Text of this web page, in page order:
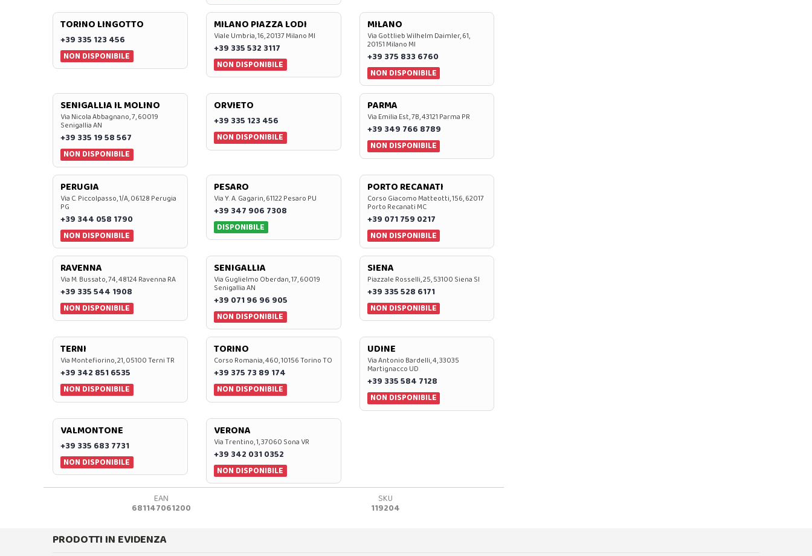
TORINO LINGOTTO
+39 335 123 456
NON DISPONIBILE
MILANO PIAZZA LODI
Viale Umbria, 16, 20137 Milano MI
+39 335 532 3117
NON DISPONIBILE
MILANO
Via Gottlieb Wilhelm Daimler, 61,
20151 Milano MI
+39 375 833 6760
NON DISPONIBILE
SENIGALLIA IL MOLINO
Via Nicola Abbagnano, 7, 60019
Senigallia AN
+39 335 19 58 567
NON DISPONIBILE
ORVIETO
+39 335 123 456
NON DISPONIBILE
PARMA
Via Emilia Est, 7B, 43121 Parma PR
+39 349 766 8789
NON DISPONIBILE
PERUGIA
Via C. Piccolpasso, 1/A, 06128 Perugia
PG
+39 344 058 1790
NON DISPONIBILE
PESARO
Via Y. A. Gagarin, 61122 Pesaro PU
+39 347 906 7308
DISPONIBILE
PORTO RECANATI
Corso Giacomo Matteotti, 156, 62017
Porto Recanati MC
+39 071 759 0217
NON DISPONIBILE
RAVENNA
Via M. Bussato, 74, 48124 Ravenna RA
+39 335 544 1908
NON DISPONIBILE
SENIGALLIA
Via Guglielmo Oberdan, 17, 60019
Senigallia AN
+39 071 96 96 905
NON DISPONIBILE
SIENA
Piazzale Rosselli, 25, 53100 Siena SI
+39 335 528 6171
NON DISPONIBILE
TERNI
Via Montefiorino, 21, 05100 Terni TR
+39 342 851 6535
NON DISPONIBILE
TORINO
Corso Romania, 460, 10156 Torino TO
+39 375 73 89 174
NON DISPONIBILE
UDINE
Via Antonio Bardelli, 4, 33035
Martignacco UD
+39 335 584 7128
NON DISPONIBILE
VALMONTONE
+39 335 683 7731
NON DISPONIBILE
VERONA
Via Trentino, 1, 37060 Sona VR
+39 342 031 0352
NON DISPONIBILE
EAN
681147061200
SKU
119204
PRODOTTI IN EVIDENZA